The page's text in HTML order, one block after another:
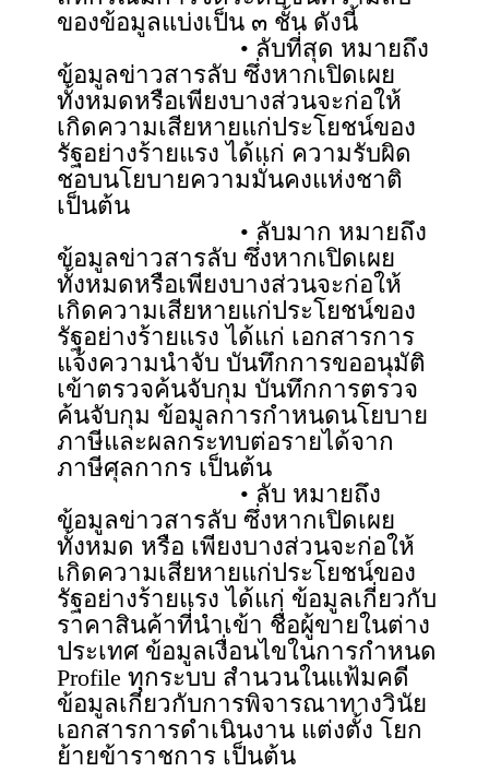
ของข้อมูลแบ่งเป็น ๓ ชั้น ดังนี้
• ลับที่สุด หมายถึง
ข้อมูลข่าวสารลับ ซึ่งหากเปิดเผย
ทั้งหมดหรือเพียงบางส่วนจะก่อให้
เกิดความเสียหายแก่ประโยชน์ของ
รัฐอย่างร้ายแรง ได้แก่ ความรับผิด
ชอบนโยบายความมั่นคงแห่งชาติ
เป็นต้น
• ลับมาก หมายถึง
ข้อมูลข่าวสารลับ ซึ่งหากเปิดเผย
ทั้งหมดหรือเพียงบางส่วนจะก่อให้
เกิดความเสียหายแก่ประโยชน์ของ
รัฐอย่างร้ายแรง ได้แก่ เอกสารการ
แจ้งความนำจับ บันทึกการขออนุมัติ
เข้าตรวจค้นจับกุม บันทึกการตรวจ
ค้นจับกุม ข้อมูลการกำหนดนโยบาย
ภาษีและผลกระทบต่อรายได้จาก
ภาษีศุลกากร เป็นต้น
• ลับ หมายถึง
ข้อมูลข่าวสารลับ ซึ่งหากเปิดเผย
ทั้งหมด หรือ เพียงบางส่วนจะก่อให้
เกิดความเสียหายแก่ประโยชน์ของ
รัฐอย่างร้ายแรง ได้แก่ ข้อมูลเกี่ยวกับ
ราคาสินค้าที่นำเข้า ชื่อผู้ขายในต่าง
ประเทศ ข้อมูลเงื่อนไขในการกำหนด
Profile ทุกระบบ สำนวนในแฟ้มคดี
ข้อมูลเกี่ยวกับการพิจารณาทางวินัย
เอกสารการดำเนินงาน แต่งตั้ง โยก
ย้ายข้าราชการ เป็นต้น